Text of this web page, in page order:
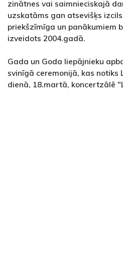
zinātnes vai saimnieciskajā
uzskatāms gan atsevišķs
priekšzīmīga un panākumiem
izveidots 2004.gadā.
Gada un Goda liepājnieku
svinīgā ceremonijā, kas notiks
dienā, 18.martā, koncertzālē